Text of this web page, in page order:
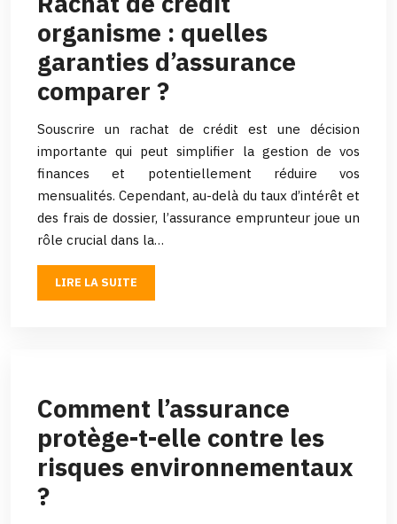
organisme : quelles
garanties d’assurance
comparer ?
Souscrire un rachat de crédit est une décision
importante qui peut simplifier la gestion de vos
finances et potentiellement réduire vos
mensualités. Cependant, au-delà du taux d’intérêt et
des frais de dossier, l’assurance emprunteur joue un
rôle crucial dans la…
LIRE LA SUITE
Comment l’assurance
protège-t-elle contre les
risques environnementaux
?